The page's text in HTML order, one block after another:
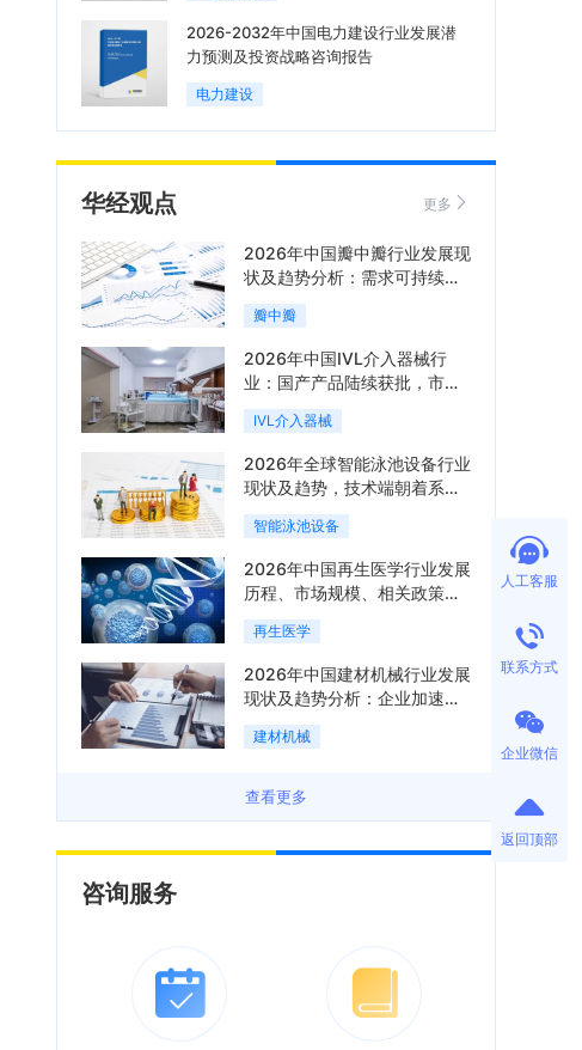
2026-2032年中国电力建设行业发展潜
力预测及投资战略咨询报告
电力建设
华经观点 更多
2026年中国瓣中瓣行业发展现
状及趋势分析：需求可持续释
放，市场发展前景良好「图」
瓣中瓣
2026年中国IVL介入器械行
业：国产产品陆续获批，市场
将进入持续高增长阶段「图」
IVL介入器械
2026年全球智能泳池设备行业
现状及趋势，技术端朝着系统
集成、绿色节能方向迭代
「图」
智能泳池设备
2026年中国再生医学行业发展
历程、市场规模、相关政策、
产业链、竞争格局及发展潜力
分析「图」
再生医学
2026年中国建材机械行业发展
现状及趋势分析：企业加速向
“装备+系统+服务”综合服务商
转型「图」
建材机械
查看更多
咨询服务
人工客服
联系方式
企业微信
返回顶部